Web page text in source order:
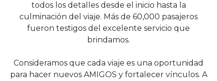
todos los detalles desde el inicio hasta la
culminación del viaje. Más de 60,000 pasajeros
fueron testigos del excelente servicio que
brindamos.
Consideramos que cada viaje es una oportunidad
para hacer nuevos AMIGOS y fortalecer vínculos. A